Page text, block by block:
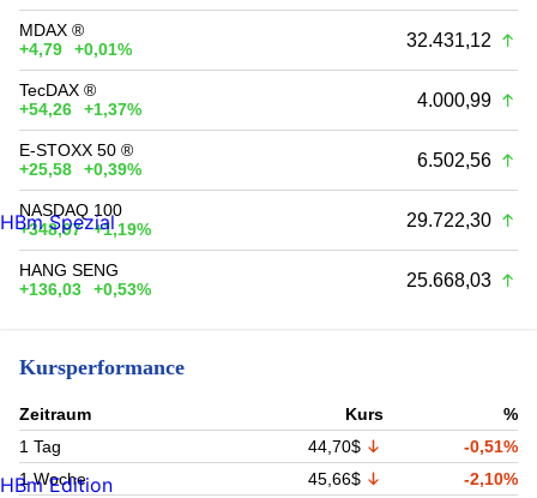
MDAX ®
+4,79
+0,01% 32.431,12
TecDAX ®
+54,26
+1,37% 4.000,99
E-STOXX 50 ®
+25,58
+0,39% 6.502,56
NASDAQ 100
+348,97
+1,19% 29.722,30
HANG SENG
+136,03
+0,53% 25.668,03
Kursperformance
Zeitraum Kurs
%
1 Tag
44,70$
-0,51%
1 Woche
45,66$
-2,10%
HBm Spezial
HBm Edition